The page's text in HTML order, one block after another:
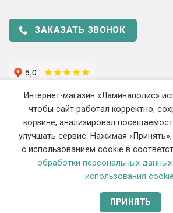
ЗАКАЗАТЬ ЗВОНОК
2018 - 2026 ©«Ламинаполис» — Интернет-
покрытий
070105792911
Интернет-магазин «Ламинаполис»
чтобы сайт работал корректно,
корзине, анализировал
улучшать сервис. Нажимая
с использованием cookie в
обработки персональных данных
использования cookie
ПРИНЯТЬ